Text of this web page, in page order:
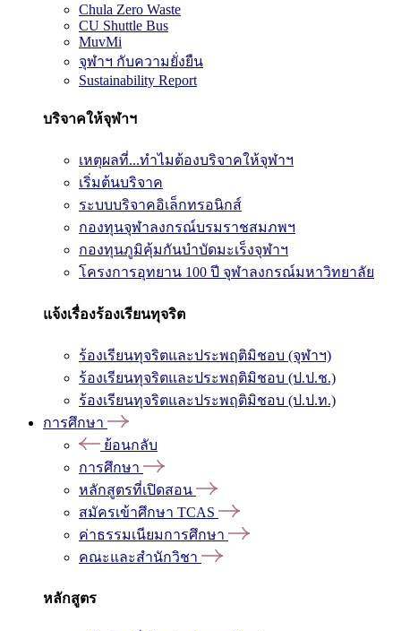
Chula Zero Waste
CU Shuttle Bus
MuvMi
จุฬาฯ กับความยั่งยืน
Sustainability Report
บริจาคให้จุฬาฯ
เหตุผลที่...ทำไมต้องบริจาคให้จุฬาฯ
เริ่มต้นบริจาค
ระบบบริจาคอิเล็กทรอนิกส์
กองทุนจุฬาลงกรณ์บรมราชสมภพฯ
กองทุนภูมิคุ้มกันบำบัดมะเร็งจุฬาฯ
โครงการอุทยาน 100 ปี จุฬาลงกรณ์มหาวิทยาลัย
แจ้งเรื่องร้องเรียนทุจริต
ร้องเรียนทุจริตและประพฤติมิชอบ (จุฬาฯ)
ร้องเรียนทุจริตและประพฤติมิชอบ (ป.ป.ช.)
ร้องเรียนทุจริตและประพฤติมิชอบ (ป.ป.ท.)
การศึกษา
ย้อนกลับ
การศึกษา
หลักสูตรที่เปิดสอน
สมัครเข้าศึกษา TCAS
ค่าธรรมเนียมการศึกษา
คณะและสำนักวิชา
หลักสูตร